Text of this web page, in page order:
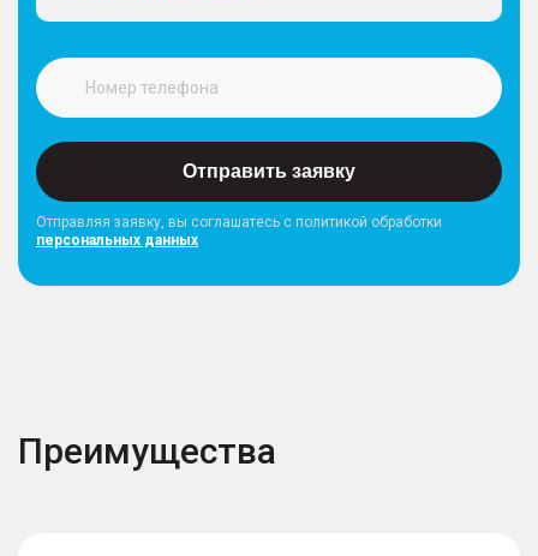
Отправить заявку
Отправляя заявку, вы соглашатесь с политикой обработки
персональных данных
Преимущества